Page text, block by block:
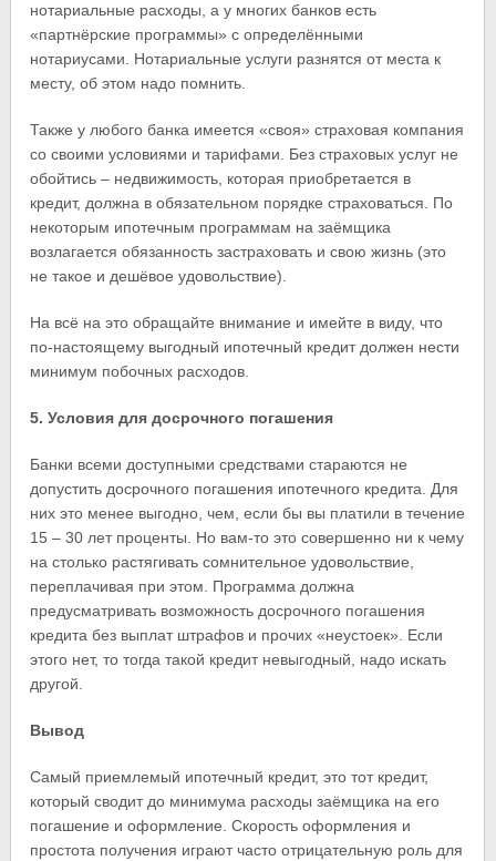
нотариальные расходы, а у многих банков есть
«партнёрские программы» с определёнными
нотариусами. Нотариальные услуги разнятся от места к
месту, об этом надо помнить.
Также у любого банка имеется «своя» страховая компания
со своими условиями и тарифами. Без страховых услуг не
обойтись – недвижимость, которая приобретается в
кредит, должна в обязательном порядке страховаться. По
некоторым ипотечным программам на заёмщика
возлагается обязанность застраховать и свою жизнь (это
не такое и дешёвое удовольствие).
На всё на это обращайте внимание и имейте в виду, что
по-настоящему выгодный ипотечный кредит должен нести
минимум побочных расходов.
5. Условия для досрочного погашения
Банки всеми доступными средствами стараются не
допустить досрочного погашения ипотечного кредита. Для
них это менее выгодно, чем, если бы вы платили в течение
15 – 30 лет проценты. Но вам-то это совершенно ни к чему
на столько растягивать сомнительное удовольствие,
переплачивая при этом. Программа должна
предусматривать возможность досрочного погашения
кредита без выплат штрафов и прочих «неустоек». Если
этого нет, то тогда такой кредит невыгодный, надо искать
другой.
Вывод
Самый приемлемый ипотечный кредит, это тот кредит,
который сводит до минимума расходы заёмщика на его
погашение и оформление. Скорость оформления и
простота получения играют часто отрицательную роль для